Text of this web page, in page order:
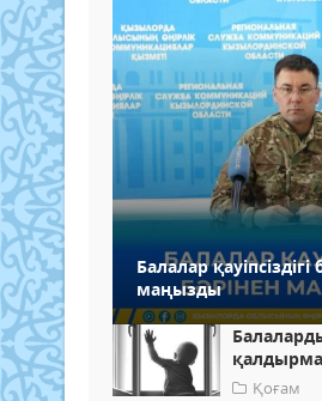
Балалар қауіпсіздігі
маңызды
Қоғам